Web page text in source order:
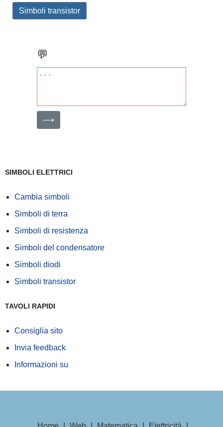
Simboli transistor
💬
⟶
SIMBOLI ELETTRICI
Cambia simboli
Simboli di terra
Simboli di resistenza
Simboli del condensatore
Simboli diodi
Simboli transistor
TAVOLI RAPIDI
Consiglia sito
Invia feedback
Informazioni su